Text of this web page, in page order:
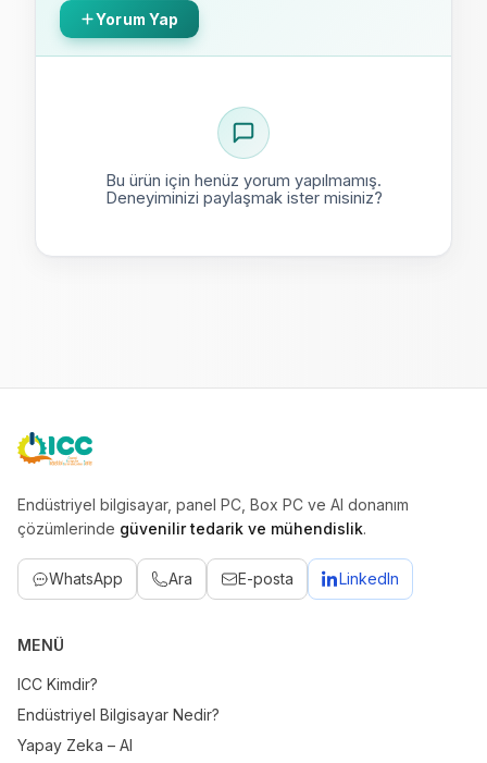
Yorum Yap
Bu ürün için henüz yorum yapılmamış.
Deneyiminizi paylaşmak ister misiniz?
ICC
Endüstriyel bilgisayar, panel PC, Box PC ve AI donanım
çözümlerinde güvenilir tedarik ve mühendislik.
WhatsApp Ara E-posta LinkedIn
MENÜ
ICC Kimdir?
Endüstriyel Bilgisayar Nedir?
Yapay Zeka – AI